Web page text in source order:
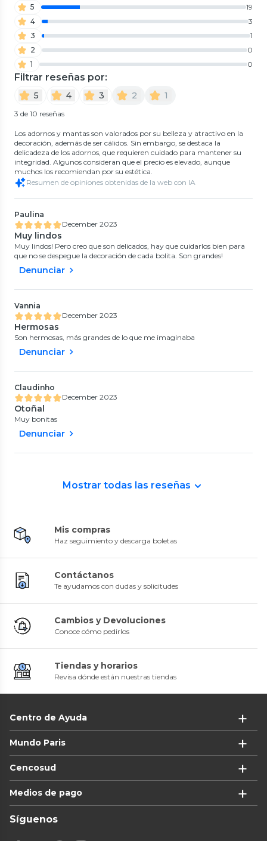
5
19
4
3
3
1
2
0
1
0
Filtrar reseñas por:
5 4 3 2 1
3 de 10 reseñas
Los adornos y mantas son valorados por su belleza y atractivo en la
decoración, además de ser cálidos. Sin embargo, se destaca la
delicadeza de los adornos, que requieren cuidado para mantener su
integridad. Algunos consideran que el precio es elevado, aunque
muchos los recomiendan por su estética.
Resumen de opiniones obtenidas de la web con IA
Paulina
December 2023
Muy lindos
Muy lindos! Pero creo que son delicados, hay que cuidarlos bien para
que no se despegue la decoración de cada bolita. Son grandes!
Denunciar
Vannia
December 2023
Hermosas
Son hermosas, más grandes de lo que me imaginaba
Denunciar
Claudinho
December 2023
Otoñal
Muy bonitas
Denunciar
Mostrar todas las reseñas
Mis compras
Haz seguimiento y descarga boletas
Contáctanos
Te ayudamos con dudas y solicitudes
Cambios y Devoluciones
Conoce cómo pedirlos
Tiendas y horarios
Revisa dónde están nuestras tiendas
Centro de Ayuda
Mundo Paris
Cencosud
Medios de pago
Síguenos